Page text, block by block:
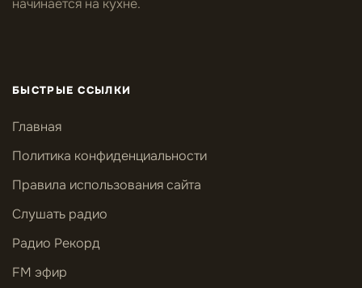
начинается на кухне.
БЫСТРЫЕ ССЫЛКИ
Главная
Политика конфиденциальности
Правила использования сайта
Слушать радио
Радио Рекорд
FM эфир